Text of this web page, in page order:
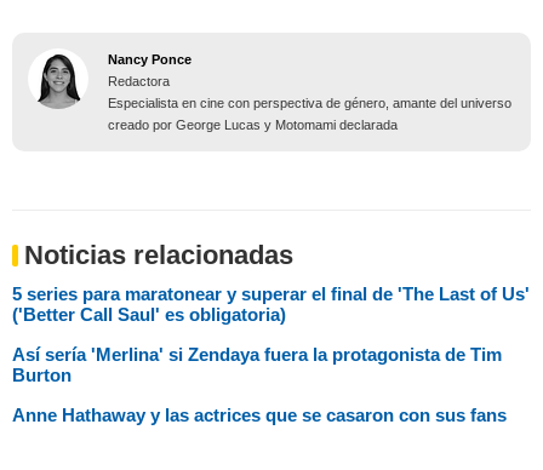
Nancy Ponce
Redactora
Especialista en cine con perspectiva de género, amante del universo
creado por George Lucas y Motomami declarada
Noticias relacionadas
5 series para maratonear y superar el final de 'The Last of Us'
('Better Call Saul' es obligatoria)
Así sería 'Merlina' si Zendaya fuera la protagonista de Tim
Burton
Anne Hathaway y las actrices que se casaron con sus fans